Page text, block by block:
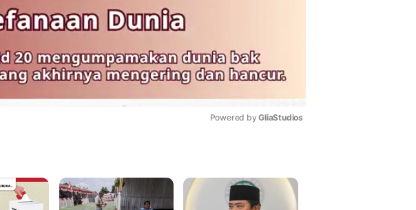
Powered by GliaStudios